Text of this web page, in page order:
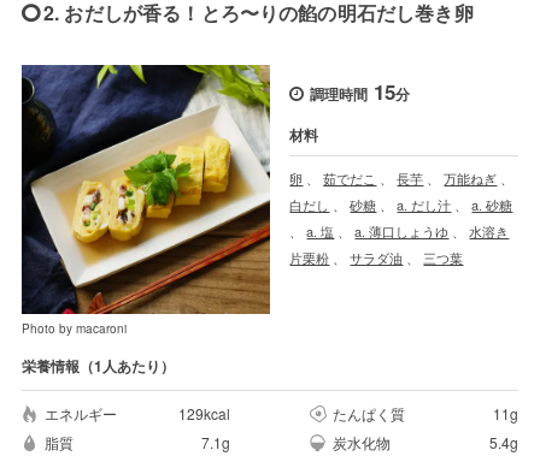
2. おだしが香る！とろ〜りの餡の明石だし巻き卵
Photo by macaroni
調理時間 15分
材料
卵 、茹でだこ 、長芋 、万能ねぎ 、
白だし 、砂糖 、a. だし汁 、a. 砂糖
、a. 塩 、a. 薄口しょうゆ 、水溶き
片栗粉 、サラダ油 、三つ葉
栄養情報（1人あたり）
エネルギー 129kcal たんぱく質
11g
脂質
7.1g 炭水化物
5.4g